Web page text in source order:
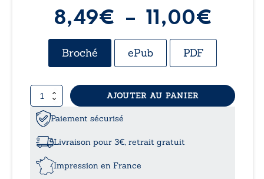
8,49€ – 11,00€
de
Broché ePub PDF
quantité
de
Quidam
AJOUTER AU PANIER
Paiement sécurisé
Livraison pour 3€, retrait gratuit
Impression en France